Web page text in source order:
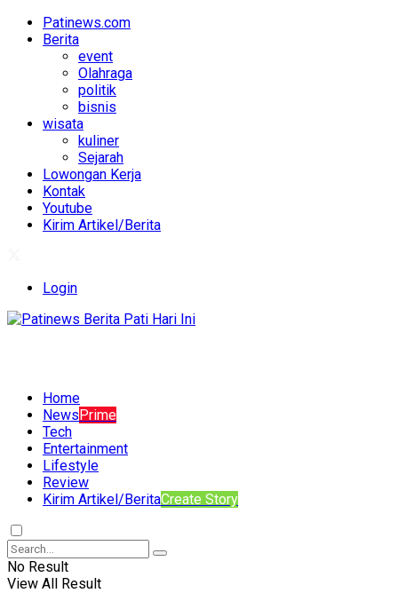
Patinews.com
Berita
event
Olahraga
politik
bisnis
wisata
kuliner
Sejarah
Lowongan Kerja
Kontak
Youtube
Kirim Artikel/Berita
Login
Home
NewsPrime
Tech
Entertainment
Lifestyle
Review
Kirim Artikel/BeritaCreate Story
No Result
View All Result